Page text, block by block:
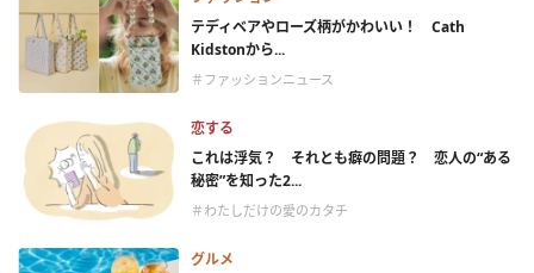
テディベアやローズ柄がかわいい！ Cath
Kidstonから...
＃ファッションニュース
恋する
これは浮気？ それとも癖の問題？ 恋人の“ある
秘密”を知った2...
＃わたしだけの愛のカタチ
グルメ